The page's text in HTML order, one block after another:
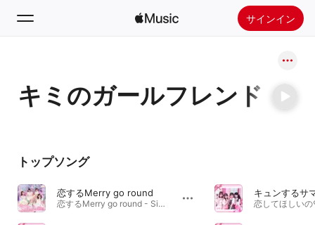
サインイン
ホーム
ラジオ
キミのガールフレンド
トップソング
恋するMerry go round
恋するMerry go round - Single · 2021年
キュンするサ